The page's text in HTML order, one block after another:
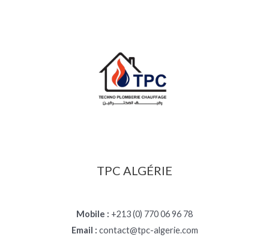
TPC ALGÉRIE
Mobile : +213 (0) 770 06 96 78
Email : contact@tpc-algerie.com